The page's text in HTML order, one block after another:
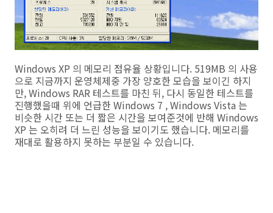
Windows XP 의 메모리 점유율 상황입니다. 519MB 의 사용
으로 지금까지 운영체제중 가장 양호한 모습을 보이긴 하지
만, Windows RAR 테스트를 마친 뒤, 다시 동일한 테스트를
진행했을때 위에 언급한 Windows 7 , Windows Vista 는
비슷한 시간 또는 더 짧은 시간을 보여준것에 반해 Windows
XP 는 오히려 더 느린 성능을 보이기도 했습니다. 메모리를
재대로 활용하지 못하는 부분일 수 있습니다.